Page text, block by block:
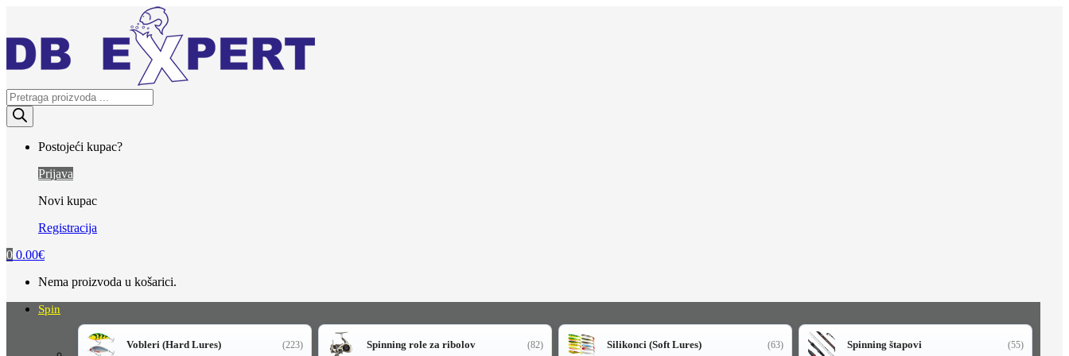
navigation
content
Products
search
Postojeći kupac?
Prijava
Novi kupac
Registracija
0 0.00€
Nema proizvoda u košarici.
Spin
Vobleri (Hard Lures) (223) Spinning role za ribolov (82) Silikonci (Soft Lures) (63) Spinning štapovi (55)